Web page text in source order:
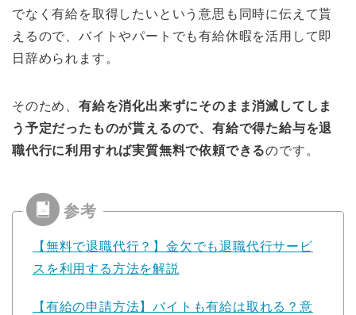
でなく有給を取得したいという意思も同時に伝えて貰
えるので、バイトやパートでも有給休暇を活用して即
日辞められます。
そのため、 有給を消化出来ずにそのまま消滅してしま
う予定だったものが貰えるので、有給で得た給与を退
職代行に利用すれば実質無料で依頼できるのです。
【無料で退職代行？】金欠でも退職代行サービ
スを利用する方法を解説
【有給の申請方法】バイトも有給は取れる？意